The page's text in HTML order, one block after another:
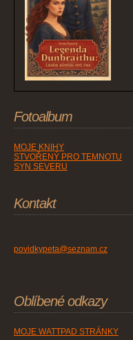
Fotoalbum
MOJE KNIHY
STVOŘENÝ PRO TEMNOTU
SYN SEVERU
Kontakt
povidkypeta@seznam.cz
Oblíbené odkazy
MOJE WATTPAD STRÁNKY